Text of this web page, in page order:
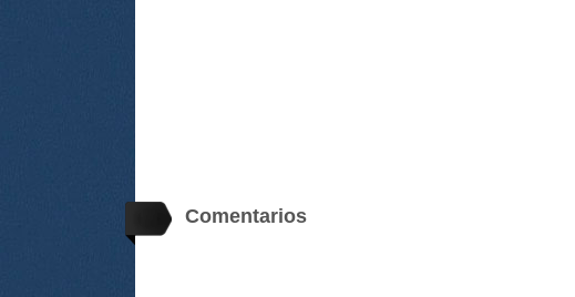
Comentarios